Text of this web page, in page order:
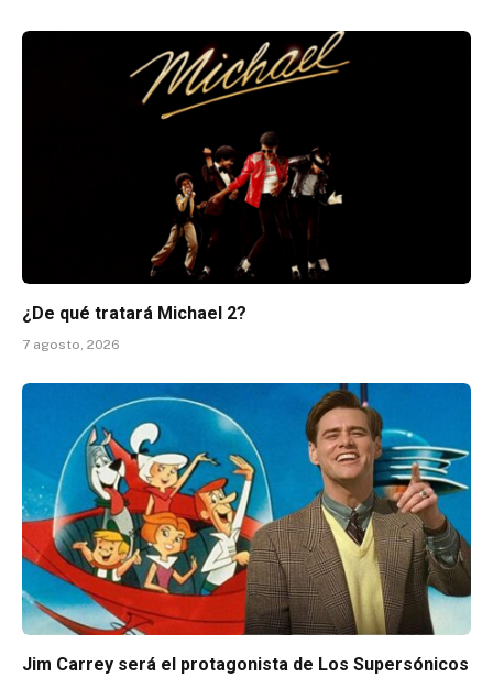
¿De qué tratará Michael 2?
7 agosto, 2026
Jim Carrey será el protagonista de Los Supersónicos